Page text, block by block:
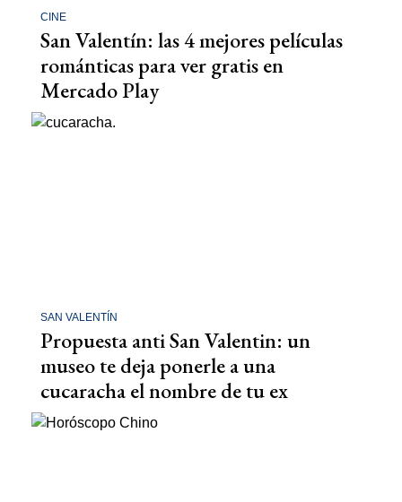
CINE
San Valentín: las 4 mejores películas
románticas para ver gratis en
Mercado Play
SAN VALENTÍN
Propuesta anti San Valentin: un
museo te deja ponerle a una
cucaracha el nombre de tu ex